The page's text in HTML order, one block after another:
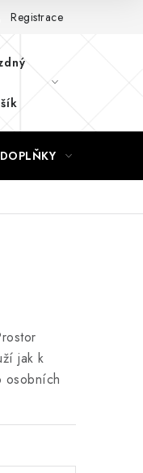
Registrace
DOPLŇKY
jak k
osobních